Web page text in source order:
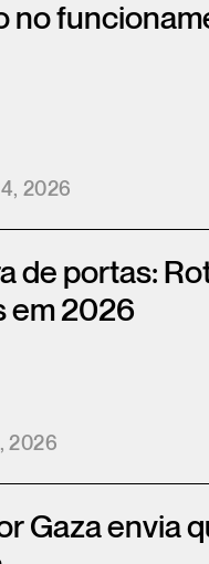
no
2026
de portas:
em 2026
2026
Gaza envia